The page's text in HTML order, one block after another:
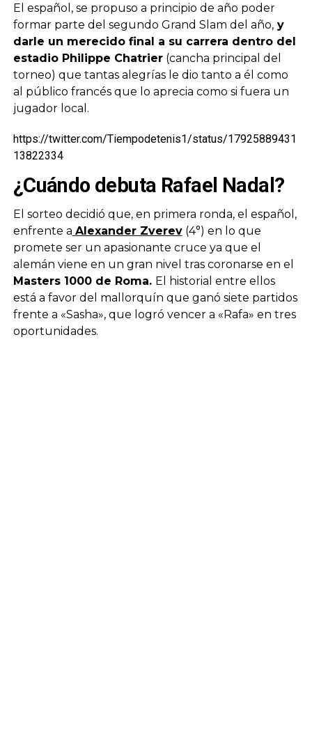
El español, se propuso a principio de año poder
formar parte del segundo Grand Slam del año,y
darle un merecido final a su carrera dentro del
estadio Philippe Chatrier(cancha principal del
torneo) que tantas alegrías le dio tanto a él como
al público francés que lo aprecia como si fuera un
jugador local.
https://twitter.com/Tiempodetenis1/status/17925889431
13822334
¿Cuándo debuta Rafael Nadal?
El sorteo decidió que, en primera ronda, el español,
enfrente a Alexander Zverev(4°) en lo que
promete ser un apasionante cruce ya que el
alemán viene en un gran nivel tras coronarse en el
Masters 1000 de Roma. El historial entre ellos
está a favor del mallorquín que ganó siete partidos
frente a «Sasha», que logró vencer a «Rafa» en tres
oportunidades.